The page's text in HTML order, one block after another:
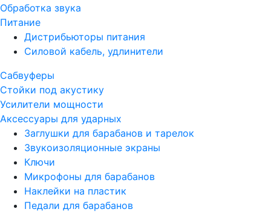
Обработка звука
Питание
Дистрибьюторы питания
Силовой кабель, удлинители
Сабвуферы
Стойки под акустику
Усилители мощности
Аксессуары для ударных
Заглушки для барабанов и тарелок
Звукоизоляционные экраны
Ключи
Микрофоны для барабанов
Наклейки на пластик
Педали для барабанов